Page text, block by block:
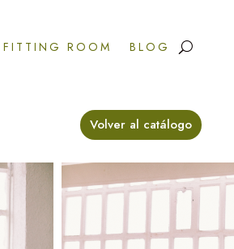
FITTING ROOM BLOG
Volver al catálogo